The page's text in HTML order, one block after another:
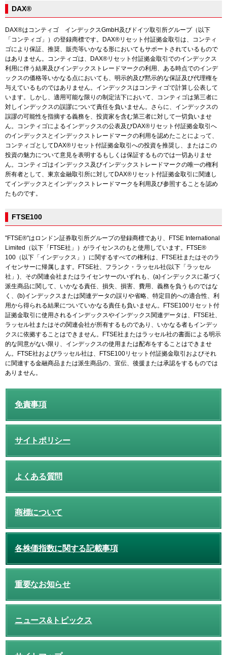
DAX®
DAX®はコンティゴ インデックスGmbH及びドイツ取引所グループ（以下
「コンティゴ」）の登録商標です。DAX®リセット付証拠金取引は、コンティ
ゴにより保証、推奨、販売等いかなる形においてもサポートされているもので
はありません。コンティゴは、DAX®リセット付証拠金取引でのインデックス
利用に伴う結果及びインデックストレードマークの利用、ある時点でのインデ
ックスの価格等いかなる点においても、明示的及び黙示的な保証及び代理権を
与えているものではありません。インデックスはコンティゴで計算し公表して
います。しかし、適用可能な限りの制定法下において、コンティゴは第三者に
対しインデックスの誤謬について責任を負いません。さらに、インデックスの
誤謬の可能性を指摘する義務を、投資家を含む第三者に対して一切負いませ
ん。コンティゴによるインデックスの公表及びDAX®リセット付証拠金取引へ
のインデックスとインデックストレードマークの利用を認めたことによって、
コンティゴとしてDAX®リセット付証拠金取引への投資を推奨し、またはこの
投資の魅力について意見を表明するもしくは保証するものでは一切ありませ
ん。コンティゴはインデックス及びインデックストレードマークの唯一の権利
所有者として、東京金融取引所に対してDAX®リセット付証拠金取引に関連し
てインデックスとインデックストレードマークを利用及び参照することを認め
たものです。
FTSE100
"FTSE®"はロンドン証券取引所グループの登録商標であり、FTSE International
Limited（以下「FTSE社」）がライセンスのもと使用しています。FTSE®
100（以下「インデックス」）に関するすべての権利は、FTSE社またはそのラ
イセンサーに帰属します。FTSE社、フランク・ラッセル社(以下「ラッセル
社」)、その関連会社またはライセンサーのいずれも、(a)インデックスに基づく
派生商品に関して、いかなる責任、損失、損害、費用、義務を負うものではな
く、(b)インデックスまたは関連データの誤りや省略、特定目的への適合性、利
用から得られる結果についていかなる責任も負いません。FTSE100リセット付
証拠金取引に使用されるインデックスやインデックス関連データは、FTSE社、
ラッセル社またはその関連会社が所有するものであり、いかなる者もインデッ
クスに依拠することはできません。FTSE社またはラッセル社の書面による明示
的な同意がない限り、インデックスの使用または配布をすることはできませ
ん。FTSE社およびラッセル社は、FTSE100リセット付証拠金取引およびそれ
に関連する金融商品または派生商品の、宣伝、後援または承認をするものでは
ありません。
免責事項
サイトポリシー
よくある質問
商標について
各株価指数に関する記載事項
重要なお知らせ
ニュース&トピックス